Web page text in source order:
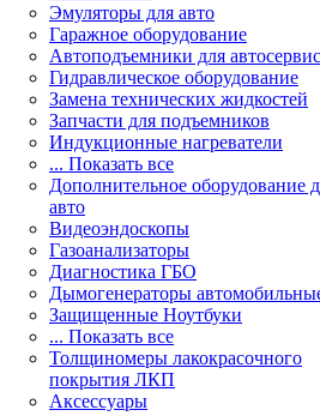
Эмуляторы для авто
Гаражное оборудование
Автоподъемники для
Гидравлическое оборудование
Замена технических жидкостей
Запчасти для подъемников
Индукционные нагреватели
... Показать все
Дополнительное оборудование
авто
Видеоэндоскопы
Газоанализаторы
Диагностика ГБО
Дымогенераторы
Защищенные Ноутбуки
... Показать все
Толщиномеры лакокрасочного
покрытия ЛКП
Аксессуары